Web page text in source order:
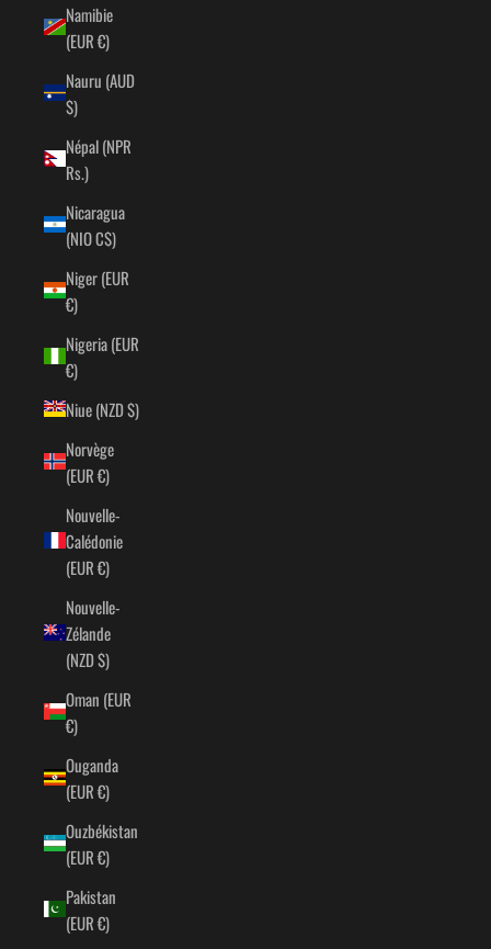
Namibie
(EUR €)
Nauru (AUD
$)
Népal (NPR
Rs.)
Nicaragua
(NIO C$)
Niger (EUR
€)
Nigeria (EUR
€)
Niue (NZD $)
Norvège
(EUR €)
Nouvelle-
Calédonie
(EUR €)
Nouvelle-
Zélande
(NZD $)
Oman (EUR
€)
Ouganda
(EUR €)
Ouzbékistan
(EUR €)
Pakistan
(EUR €)